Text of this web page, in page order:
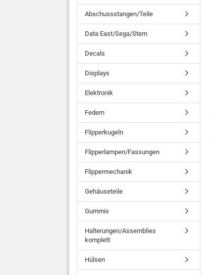
Abschussstangen/Teile
Data East/Sega/Stern
Decals
Displays
Elektronik
Federn
Flipperkugeln
Flipperlampen/Fassungen
Flippermechanik
Gehäuseteile
Gummis
Halterungen/Assemblies
komplett
Hülsen